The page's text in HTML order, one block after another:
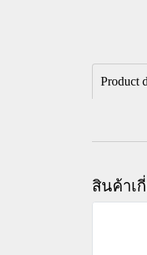
Product
สินค้าเ